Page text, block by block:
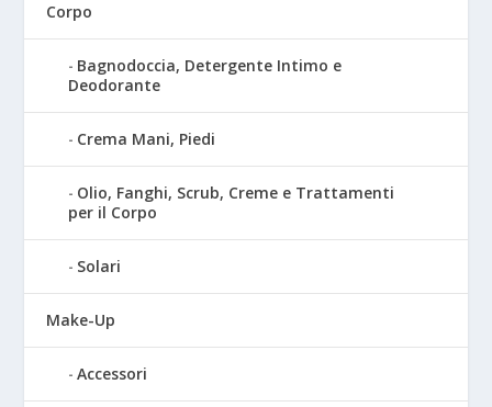
Corpo
Bagnodoccia, Detergente Intimo e
Deodorante
Crema Mani, Piedi
Olio, Fanghi, Scrub, Creme e Trattamenti
per il Corpo
Solari
Make-Up
Accessori